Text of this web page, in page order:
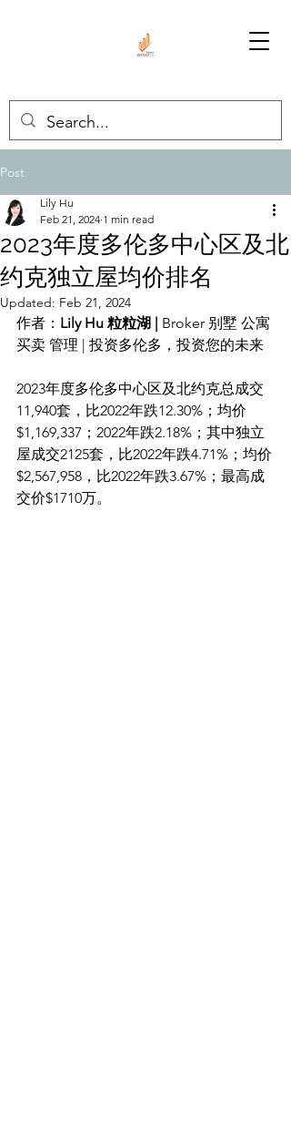
Post
2023年度多伦多中心区及北
约克独立屋均价排名
Lily Hu
Feb 21, 2024 1 min read
Updated: Feb 21, 2024
作者： Lily Hu 粒粒湖 | Broker 别墅 公寓
买卖 管理 | 投资多伦多，投资您的未来
2023年度多伦多中心区及北约克总成交
11,940套，比2022年跌12.30%；均价
$1,169,337；2022年跌2.18%；其中独立
屋成交2125套，比2022年跌4.71%；均价
$2,567,958，比2022年跌3.67%；最高成
交价$1710万。